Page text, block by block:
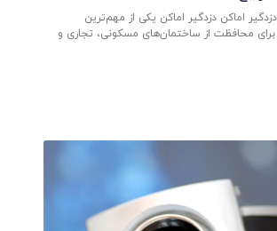
اماکن دزدگیر اماکن یکی از مهم‌ترین
محافظت از ساختمان‌های مسکونی، تجاری و